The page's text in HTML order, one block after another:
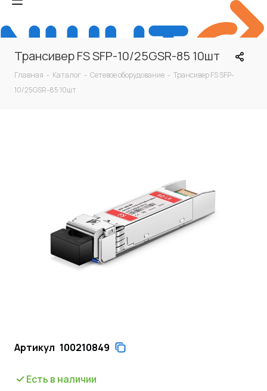
Трансивер FS SFP-10/25GSR-85 10шт
Главная - Каталог - Сетевое оборудование - Трансивер FS SFP-
10/25GSR-85 10шт
Артикул 100210849
Есть в наличии